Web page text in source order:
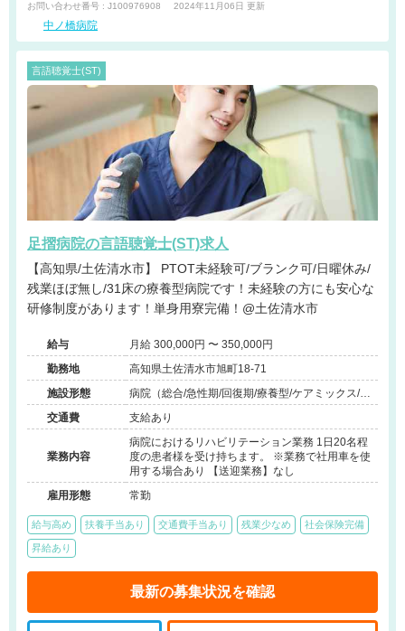
お問い合わせ番号 : J100976908 2024年11月06日 更新
中ノ橋病院
言語聴覚士(ST)
足摺病院の言語聴覚士(ST)求人
【高知県/土佐清水市】 PTOT未経験可/ブランク可/日曜休み/
残業ほぼ無し/31床の療養型病院です！未経験の方にも安心な
研修制度があります！単身用寮完備！@土佐清水市
給与
月給 300,000円 〜 350,000円
勤務地
高知県土佐清水市旭町18-71
施設形態
病院（総合/急性期/回復期/療養型/ケアミックス/外
来）、その他（その他）
交通費 支給あり
業務内容
病院におけるリハビリテーション業務 1日20名程
度の患者様を受け持ちます。 ※業務で社用車を使
用する場合あり 【送迎業務】なし
雇用形態
常勤
給与高め 扶養手当あり 交通費手当あり 残業少なめ 社会保険完備
昇給あり
最新の募集状況を確認